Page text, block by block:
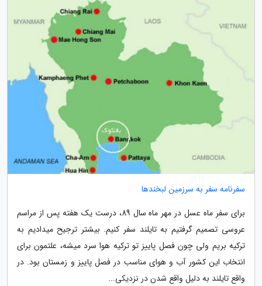
سفرنامه سفر به سرزمین لبخندها
برای سفر ماه عسل در مهر ماه سال 89، درست یک هفته پس از مراسم
عروسی تصمیم گرفتیم به تایلند سفر کنیم. بیشتر ترجیح میدادیم به
ترکیه بریم ولی چون فصل پاییز تو ترکیه هوا سرد میشه، علتمون برای
انتخاب این کشور آب و هوای مناسب در فصل پاییز و زمستان بود. در
واقع تایلند به دلیل واقع شدن در نزدیکی...